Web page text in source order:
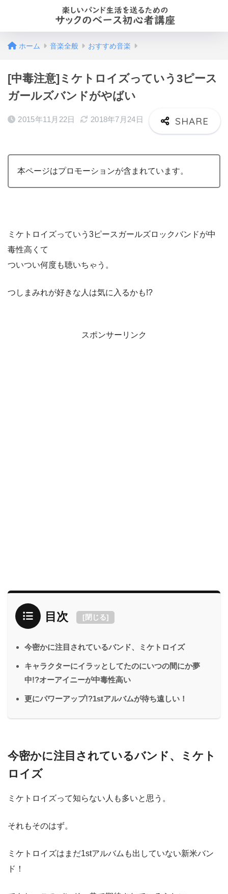
ホーム 音楽全般 おすすめ音楽
[中毒注意]ミケトロイズっていう3ピース
ガールズバンドがやばい
2015年11月22日 2018年7月24日
本ページはプロモーションが含まれています。
ミケトロイズっていう3ピースガールズロックバンドが中
毒性高くて
ついつい何度も聴いちゃう。
つしまみれが好きな人は気に入るかも!?
スポンサーリンク
目次 [閉じる]
今密かに注目されているバンド、ミケトロイズ
キャラクターにイラッとしてたのにいつの間にか夢
中!?オーアイニーが中毒性高い
更にパワーアップ!?1stアルバムが待ち遠しい！
今密かに注目されているバンド、ミケト
ロイズ
ミケトロイズって知らない人も多いと思う。
それもそのはず。
ミケトロイズはまだ1stアルバムも出していない新米バン
ド！